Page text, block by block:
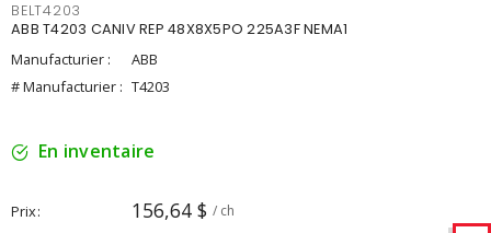
BELT4203
ABB T4203 CANIV REP 48X8X5PO 225A3F NEMA1
Manufacturier :
ABB
# Manufacturier : T4203
En inventaire
Prix 156,64 $ / ch